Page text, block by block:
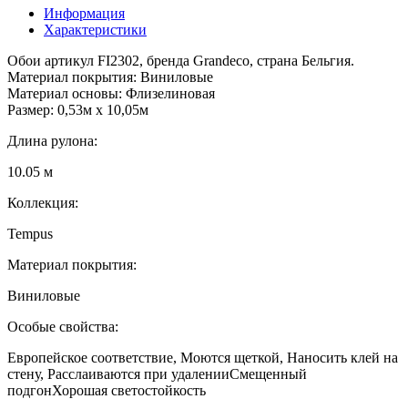
Информация
Характеристики
Обои артикул FI2302, бренда Grandeco, страна Бельгия.
Материал покрытия: Виниловые
Материал основы: Флизелиновая
Размер: 0,53м x 10,05м
Длина рулона:
10.05 м
Коллекция:
Tempus
Материал покрытия:
Виниловые
Особые свойства:
Европейское соответствие, Моются щеткой, Наносить клей на
стену, Расслаиваются при удаленииСмещенный
подгонХорошая светостойкость